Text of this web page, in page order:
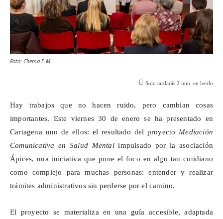
Foto: Chema E.M.
Solo tardarás 2 min. en leerlo
Hay trabajos que no hacen ruido, pero cambian cosas
importantes. Este viernes 30 de enero se ha presentado en
Cartagena uno de ellos: el resultado del proyecto Mediación
Comunicativa en Salud Mentalimpulsado por la asociación
Ápices, una iniciativa que pone el foco en algo tan cotidiano
como complejo para muchas personas: entender y realizar
trámites administrativos sin perderse por el camino.
El proyecto se materializa en una guía accesible, adaptada